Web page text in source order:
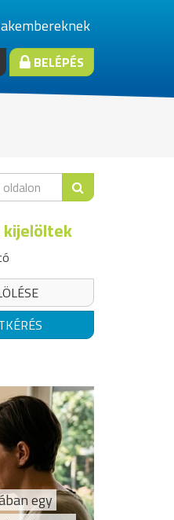
BELÉPÉS
egy